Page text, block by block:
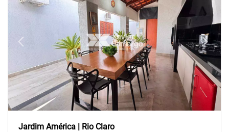
arrow_back_iosPrevious arrow_forward_iosNext
Jardim América | Rio Claro